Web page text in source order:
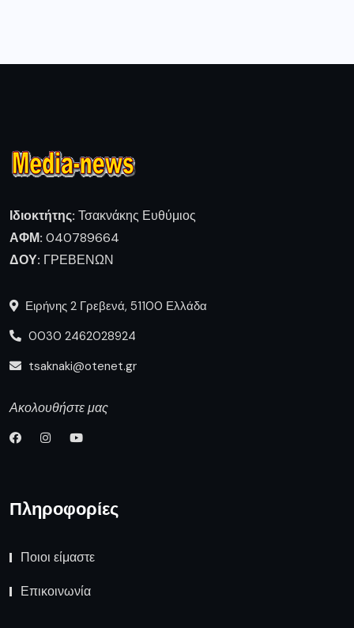
Ιδιοκτήτης: Τσακνάκης Ευθύμιος
ΑΦΜ: 040789664
ΔΟΥ: ΓΡΕΒΕΝΩΝ
Ειρήνης 2 Γρεβενά, 51100 Ελλάδα
0030 2462028924
tsaknaki@otenet.gr
Ακολουθήστε μας
Πληροφορίες
Ποιοι είμαστε
Επικοινωνία